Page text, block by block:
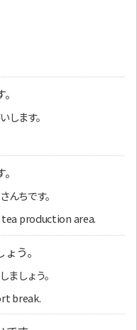
します。
んちです。
production area.
う。
ましょう。
break.